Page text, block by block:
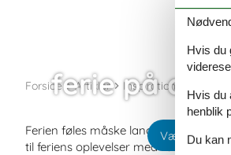
ferie på
Vælg
Forside Artikler Inspiration
Ferien føles måske langt væk, men
til feriens oplevelser med ro i sindet.
Hvis du
Hvis du
henblik
Du kan